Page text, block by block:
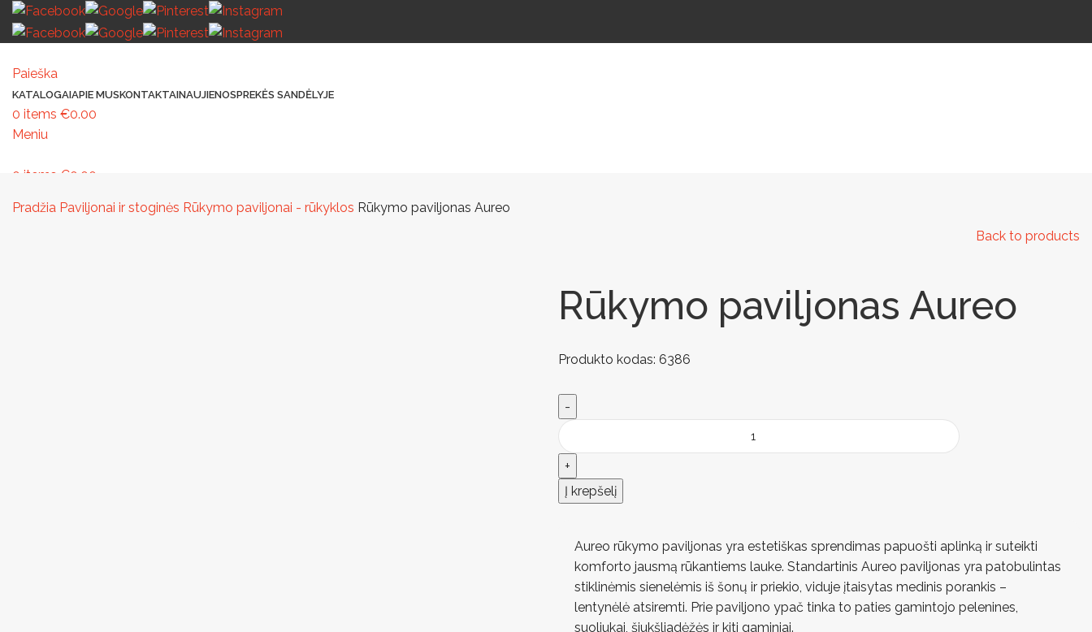
Paieška
KATALOGAIAPIE MUSKONTAKTAINAUJIENOSPREKĖS SANDĖLYJE
0 items €0.00
Meniu
0 items €0.00
Pradžia Paviljonai ir stoginės Rūkymo paviljonai - rūkyklos Rūkymo paviljonas Aureo
Back to products
Rūkymo paviljonas Aureo
Produkto kodas: 6386
Į krepšelį
Aureo rūkymo paviljonas yra estetiškas sprendimas papuošti aplinką ir suteikti
komforto jausmą rūkantiems lauke. Standartinis Aureo paviljonas yra patobulintas
stiklinėmis sienelėmis iš šonų ir priekio, viduje įtaisytas medinis porankis –
lentynėlė atsiremti. Prie paviljono ypač tinka to paties gamintojo pelenines,
suoliukai, šiukšliadėžės ir kiti gaminiai.